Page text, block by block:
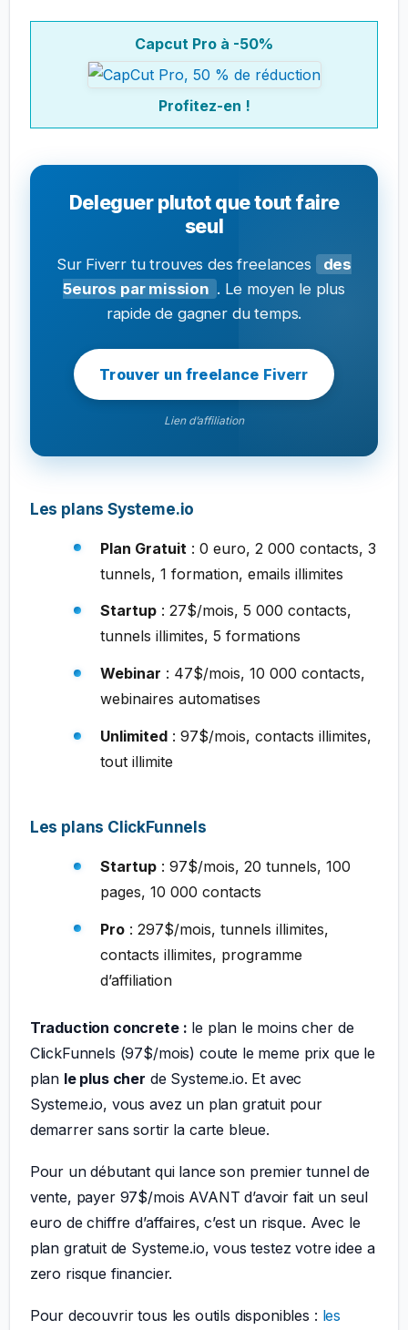
Capcut Pro à -50%
Profitez-en !
Deleguer plutot que tout faire
seul
Sur Fiverr tu trouves des freelances
des
5euros par mission . Le moyen le plus
rapide de gagner du temps.
Trouver un freelance Fiverr
Lien d’affiliation
Les plans Systeme.io
Plan Gratuit : 0 euro, 2 000 contacts, 3
tunnels, 1 formation, emails illimites
Startup: 27$/mois, 5 000 contacts,
tunnels illimites, 5 formations
Webinar : 47$/mois, 10 000 contacts,
webinaires automatises
Unlimited: 97$/mois, contacts illimites,
tout illimite
Les plans ClickFunnels
Startup: 97$/mois, 20 tunnels, 100
pages, 10 000 contacts
Pro: 297$/mois, tunnels illimites,
contacts illimites, programme
d’affiliation
Traduction concrete : le plan le moins cher de
ClickFunnels (97$/mois) coute le meme prix que le
plan le plus cher de Systeme.io. Et avec
Systeme.io, vous avez un plan gratuit pour
demarrer sans sortir la carte bleue.
Pour un débutant qui lance son premier tunnel de
vente, payer 97$/mois AVANT d’avoir fait un seul
euro de chiffre d’affaires, c’est un risque. Avec le
plan gratuit de Systeme.io, vous testez votre idee a
zero risque financier.
Pour decouvrir tous les outils disponibles : les